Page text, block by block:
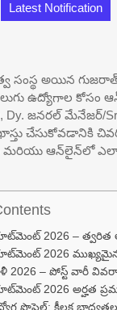
Latest Notification
సంస్థ అయిన
ఉద్యోగాల కోసం
Dy. జనరల్ మేనేజర్/
చేసుకోవడానికి
ఆన్‌లైన్‌లో ఎలా
2026 –
2026
2026 – పోస్ట్ వారీ
2026 అర్హత
ప్రొఫైల్: కీలక